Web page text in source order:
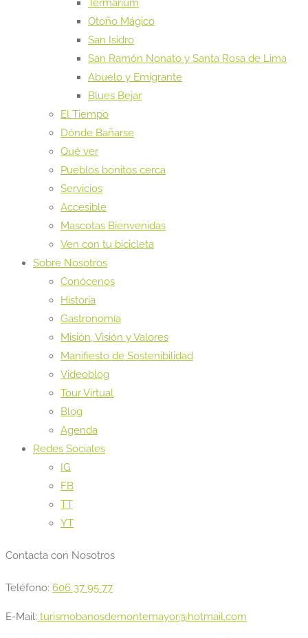
Termarium
Otoño Mágico
San Isidro
San Ramón Nonato y Santa Rosa de Lima
Abuelo y Emigrante
Blues Bejar
El Tiempo
Dónde Bañarse
Qué ver
Pueblos bonitos cerca
Servicios
Accesible
Mascotas Bienvenidas
Ven con tu bicicleta
Sobre Nosotros
Conócenos
Historia
Gastronomía
Misión, Visión y Valores
Manifiesto de Sostenibilidad
Videoblog
Tour Virtual
Blog
Agenda
Redes Sociales
IG
FB
TT
YT
Contacta con Nosotros
Teléfono: 606 37 95 77
E-Mail: turismobanosdemontemayor@hotmail.com